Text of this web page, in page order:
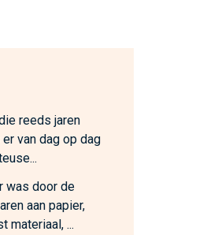
reeds jaren
van dag op dag
was door de
aan papier,
materiaal, ...